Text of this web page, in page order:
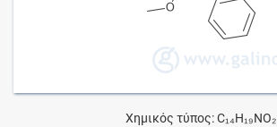
Χημικός τύπος: C₁₄H₁₉NO₂